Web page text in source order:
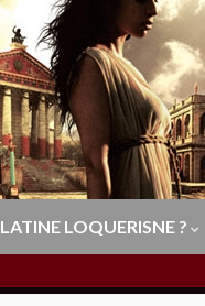
LATINE LOQUERISNE ?